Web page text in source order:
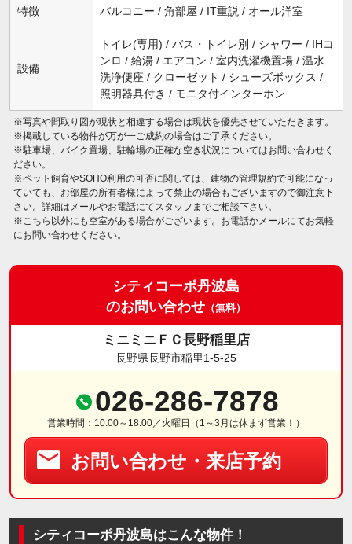
特徴 バルコニー / 角部屋 / IT重説 / オール洋室
設備
トイレ(専用) / バス・トイレ別 / シャワー / IHコ
ンロ / 給湯 / エアコン / 室内洗濯機置場 / 温水
洗浄便座 / クローゼット / シューズボックス /
照明器具付き / モニタ付インターホン
※写真や間取り図が現状と相違する場合は現状を優先させていただきます。
※掲載している物件が万が一ご成約の場合はご了承ください。
※駐車場、バイク置場、駐輪場の正確な空き状況についてはお問い合わせく
ださい。
※ペット飼育やSOHO利用の可否に関しては、建物の管理規約で可能になっ
ていても、お部屋の所有者様によって禁止の場合もございますので御注意下
さい。詳細はメールやお電話にてスタッフまでご相談下さい。
※こちら以外にも空室がある場合がございます。お電話かメールにてお気軽
にお問い合わせください。
シティコーポ丹波島
のお問い合わせ （無料）
ミニミニＦＣ長野稲里店
長野県長野市稲里1-5-25
026-286-7878
営業時間：10:00～18:00／火曜日（1～3月は休まず営業！）
お問い合わせ・来店予約
シティコーポ丹波島はこんな物件！